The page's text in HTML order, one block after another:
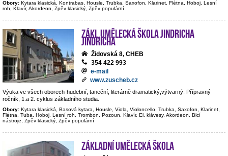
Obory: Kytara klasická, Kontrabas, Housle, Trubka, Saxofon, Klarinet, Flétna, Hoboj, Lesní
roh, Klavír, Akordeon, Zpěv klasický, Zpěv populární
Zákl.umělecká škola Jindricha
Jindricha
Židovská 8, CHEB
354 422 993
e-mail
www.zuscheb.cz
Výuka ve všech oborech-hudební, taneční, literárně dramatický,výtvarný. Přípravný
ročník, 1.a 2. cyklus základního studia.
Obory: Kytara klasická, Basová kytara, Housle, Viola, Violoncello, Trubka, Saxofon, Klarinet,
Flétna, Tuba, Hoboj, Lesní roh, Trombon, Pozoun, Klavír, El. klávesy, Akordeon, Bicí
nástroje, Zpěv klasický, Zpěv populární
Základní umělecká škola